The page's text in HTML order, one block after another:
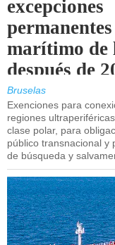
excepciones
marítimo de
después de
Bruselas
Exenciones para
regiones
clase polar, para
público transnacional y
de búsqueda y